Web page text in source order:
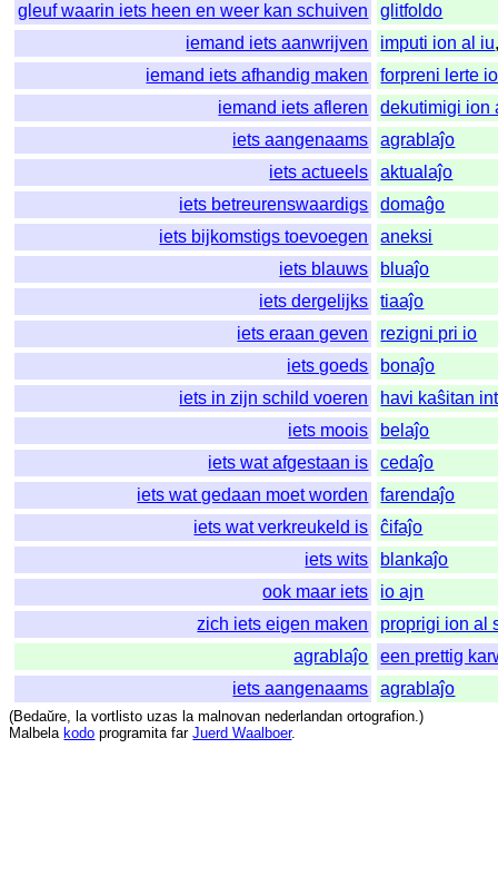
gleuf waarin iets heen en weer kan schuiven
glitfoldo
iemand iets aanwrijven
imputi ion al iu
iemand iets afhandig maken
forpreni lerte
iemand iets afleren
dekutimigi ion
iets aangenaams
agrablaĵo
iets actueels
aktualaĵo
iets betreurenswaardigs
domaĝo
iets bijkomstigs toevoegen
aneksi
iets blauws
bluaĵo
iets dergelijks
tiaaĵo
iets eraan geven
rezigni pri io
iets goeds
bonaĵo
iets in zijn schild voeren
havi kaŝitan
iets moois
belaĵo
iets wat afgestaan is
cedaĵo
iets wat gedaan moet worden
farendaĵo
iets wat verkreukeld is
ĉifaĵo
iets wits
blankaĵo
ook maar iets
io ajn
zich iets eigen maken
proprigi ion al
agrablaĵo
een prettig
iets aangenaams
agrablaĵo
(Bedaŭre, la vortlisto uzas la malnovan nederlandan ortografion.)
Malbela kodo programita far Juerd Waalboer.